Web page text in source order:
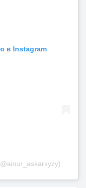
в Instagram